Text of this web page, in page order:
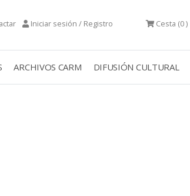
Iniciar sesión / Registro Cesta (0 )
ARCHIVOS CARM DIFUSIÓN CULTURAL